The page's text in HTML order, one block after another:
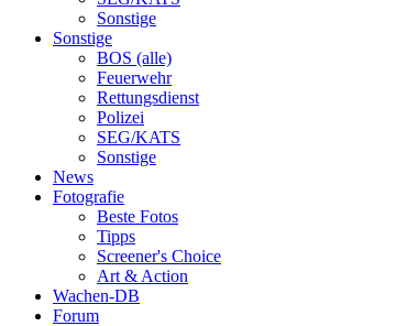
Sonstige
Sonstige
BOS (alle)
Feuerwehr
Rettungsdienst
Polizei
SEG/KATS
Sonstige
News
Fotografie
Beste Fotos
Tipps
Screener's Choice
Art & Action
Wachen-DB
Forum